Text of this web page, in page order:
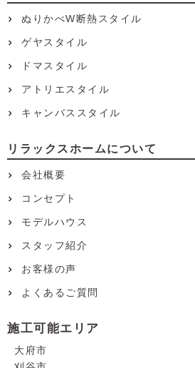
ぬりかべW断熱スタイル
ゲヤスタイル
ドマスタイル
アトリエスタイル
キャンバススタイル
リラックスホームについて
会社概要
コンセプト
モデルハウス
スタッフ紹介
お客様の声
よくあるご質問
施工可能エリア
大府市